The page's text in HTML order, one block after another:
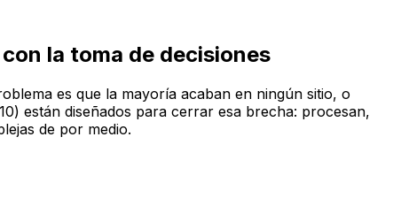
la toma de decisiones
es que la mayoría acaban en ningún sitio, o
están diseñados para cerrar esa brecha: procesan,
de por medio.